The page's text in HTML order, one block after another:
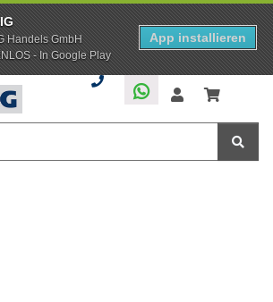
Handels GmbH
- In Google Play
App installieren